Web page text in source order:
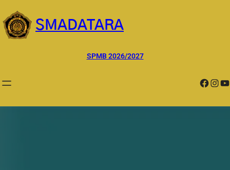
ke
konten
SMADATARA
SPMB 2026/2027
Facebook InstagramYouTube